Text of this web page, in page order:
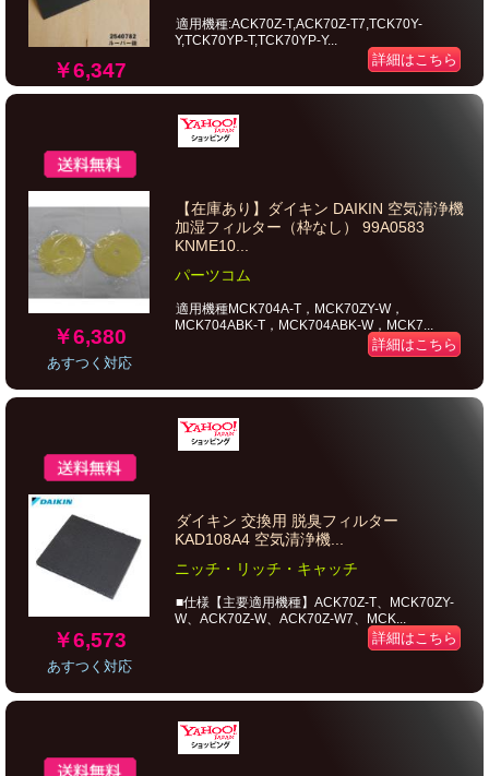
￥6,347
適用機種:ACK70Z-T,ACK70Z-T7,TCK70Y-
Y,TCK70YP-T,TCK70YP-Y...
詳細はこちら
￥6,380
あすつく対応
【在庫あり】ダイキン DAIKIN 空気清浄機
加湿フィルター（枠なし） 99A0583
KNME10...
パーツコム
適用機種MCK704A-T，MCK70ZY-W，
MCK704ABK-T，MCK704ABK-W，MCK7...
詳細はこちら
￥6,573
あすつく対応
ダイキン 交換用 脱臭フィルター
KAD108A4 空気清浄機...
ニッチ・リッチ・キャッチ
■仕様【主要適用機種】ACK70Z-T、MCK70ZY-
W、ACK70Z-W、ACK70Z-W7、MCK...
詳細はこちら